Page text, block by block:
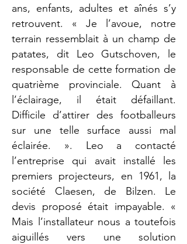
ans, enfants, adultes et aînés s’y
retrouvent. « Je l’avoue, notre
terrain ressemblait à un champ de
patates, dit Leo Gutschoven, le
responsable de cette formation de
quatrième provinciale. Quant à
l’éclairage, il était défaillant.
Difficile d’attirer des footballeurs
sur une telle surface aussi mal
éclairée. ». Leo a contacté
l’entreprise qui avait installé les
premiers projecteurs, en 1961, la
société Claesen, de Bilzen. Le
devis proposé était impayable. «
Mais l’installateur nous a toutefois
aiguillés vers une solution